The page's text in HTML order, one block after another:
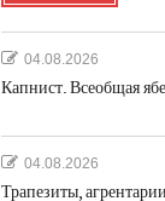
04.08.2026
Капнист. Всеобщая
04.08.2026
Трапезиты,